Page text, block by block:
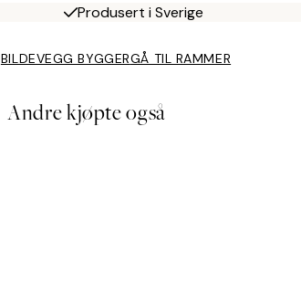
Produsert i Sverige
BILDEVEGG BYGGERGÅ TIL RAMMER
Andre kjøpte også